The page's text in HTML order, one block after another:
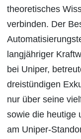
theoretisches
verbinden. Der
langjähriger
bei Uniper,
dreistündigen
nur über seine
sowie die heutige
am Uniper-